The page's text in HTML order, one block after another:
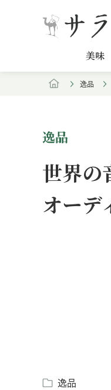
美味
逸品
逸品
世界の
オーデ
逸品